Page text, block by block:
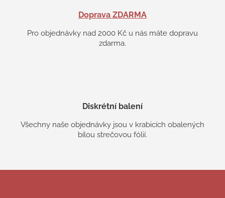
Doprava ZDARMA
Pro objednávky nad 2000 Kč u nás máte dopravu
zdarma.
Diskrétní balení
Všechny naše objednávky jsou v krabicích obalených
bílou strečovou fólií.